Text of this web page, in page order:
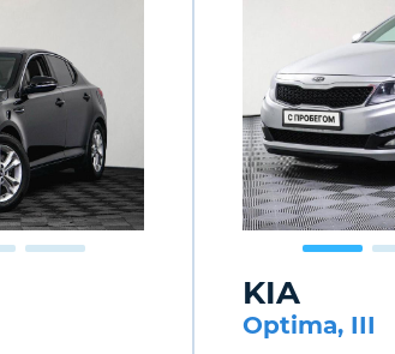
KIA
Optima, III